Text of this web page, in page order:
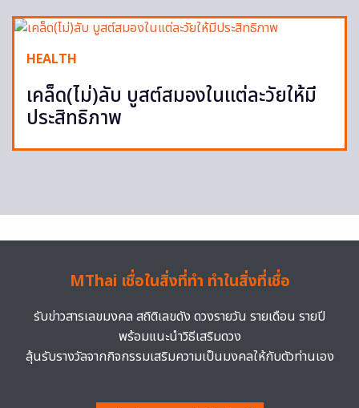
HEALTH
เคล็ด(ไม่)ลับ บูสต์สมองในแต่ละวัยให้มี
ประสิทธิภาพ
MThai เชื่อในสิ่งที่ทำ ทำในสิ่งที่เชื่อ
รับข่าวสารเลขมงคล สถิติเลขดัง ดวงรายวัน รายเดือน รายปี
พร้อมแนะนำวิธีเสริมดวง
ลุ้นรับรางวัลจากกิจกรรมเสริมความเป็นมงคลให้กับตัวท่านเอง